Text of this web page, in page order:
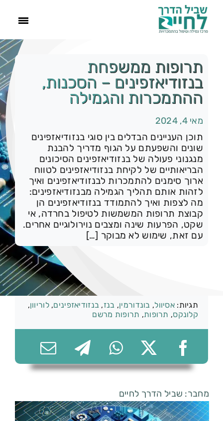
הסיפור שלנו
התמכרויות
תהליך הגמילה
עוד
צור קשר
תרופות ממשפחת
בנזודיאזפינים – הסכנות,
ההתמכרות והגמילה
מאי 4, 2024
תוכן העניינים הבדלים בין סוגי בנזודיאזפינים
שונים והשפעתם על הגוף מדריך להבנת
מנגנוני פעולה של בנזודיאזפינים הסיכונים
הבריאותיים של לקיחת בנזודיאזפינים לטווח
ארוך סימנים להתמכרות לבנזודיאזפינים ואיך
לזהות אותם תהליך הגמילה מבנזודיאזפינים:
מה לצפות ואיך להתמודד בנזודיאזפינים הן
קבוצת תרופות המשמשות לטיפול בחרדה, אי
שקט, הפרעות שינה ומצבים נוירולוגיים אחרים.
עם זאת, שימוש לא מבוקר […]
התמכרות וגמילה
תגיות: אסיוול, בונדורמין, בנז, בנזודיאזפינים,לוריוון,
קלונקס, תרופות, תרופות מרשם
מחבר: שביל הדרך לחיים